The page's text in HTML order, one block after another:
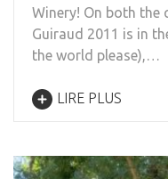
Winery! On both the
Guiraud 2011 is in
the world please),…
LIRE PLUS